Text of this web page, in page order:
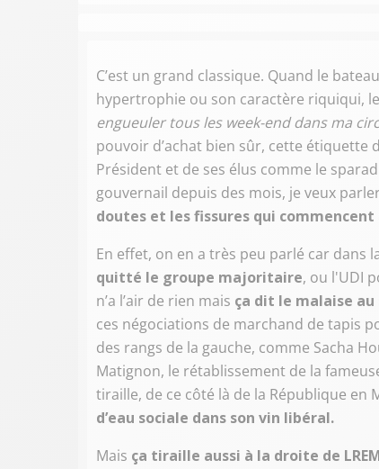
C’est un grand classique. Quand le
hypertrophie ou son caractère riquiqui,
engueuler tous les week-end dans ma
pouvoir d’achat bien sûr, cette étiquette
Président et de ses élus comme le
gouvernail depuis des mois, je veux
doutes et les fissures qui
En effet, on en a très peu parlé car dans
quitté le groupe majoritaire, ou l'UDI
n’a l’air de rien mais ça dit le malaise
ces négociations de marchand de tapis
des rangs de la gauche, comme Sacha
Matignon, le rétablissement de la
tiraille, de ce côté là de la République en
d’eau sociale dans son vin libéral.
Mais ça tiraille aussi à la droite de